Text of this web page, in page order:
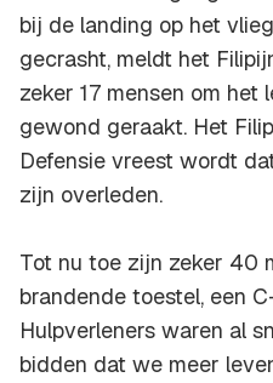
bij de landing op het
gecrasht, meldt het
zeker 17 mensen om het
gewond geraakt. Het
Defensie vreest wordt
zijn overleden.
Tot nu toe zijn zeker 40
brandende toestel, een
Hulpverleners waren al
bidden dat we meer